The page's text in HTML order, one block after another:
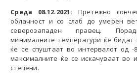
Среда 08.12.2021: Претежно
облачност и со слаб до умерен
северозападен правец.
минималните температури ќе бидат
ќе се спуштаат во интервалот од -
максималните ќе се искачуваат во
степени.